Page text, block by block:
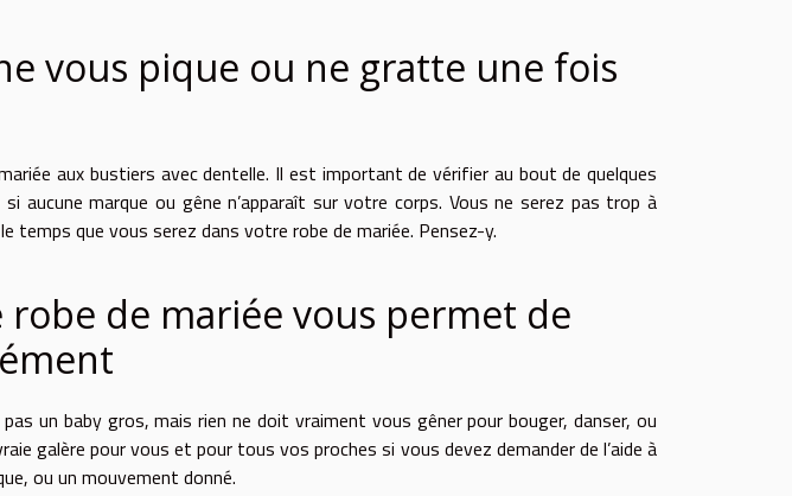
vous pique ou ne gratte une fois
aux bustiers avec dentelle. Il est important de vérifier au bout de quelques
aucune marque ou gêne n’apparaît sur votre corps. Vous ne serez pas trop à
temps que vous serez dans votre robe de mariée. Pensez-y.
de mariée vous permet de
un baby gros,mais rienne doit vraiment vous gêner pour bouger, danser, ou
galère pour vous et pour tous vos proches si vous devez demander de l’aide à
ou un mouvement donné.